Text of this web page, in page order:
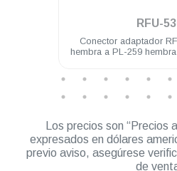
RFU-
Conector adaptador
hembra a PL-259
Los precios son “Precios
expresados en dólares
previo aviso, asegúrese
de